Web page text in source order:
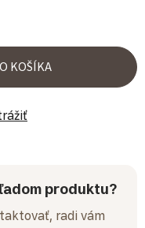
KOŠÍKA
produktu?
radi vám